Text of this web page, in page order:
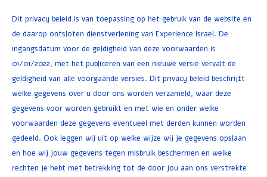
Accessoires
Soep
Ontbijt en Lunch
Olijfolie
Bakken en Koken
Dit privacy beleid is van toepassing op het gebruik van de website en
de daarop ontsloten dienstverlening van Experience Israel. De
ingangsdatum voor de geldigheid van deze voorwaarden is
01/01/2022, met het publiceren van een nieuwe versie vervalt de
geldigheid van alle voorgaande versies. Dit privacy beleid beschrijft
welke gegevens over u door ons worden verzameld, waar deze
gegevens voor worden gebruikt en met wie en onder welke
voorwaarden deze gegevens eventueel met derden kunnen worden
gedeeld. Ook leggen wij uit op welke wijze wij je gegevens opslaan
en hoe wij jouw gegevens tegen misbruik beschermen en welke
rechten je hebt met betrekking tot de door jou aan ons verstrekte